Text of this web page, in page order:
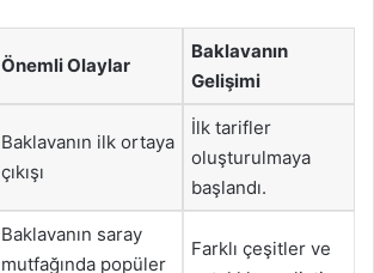
Önemli Olaylar
Baklavanın
Gelişimi
Baklavanın ilk ortaya
çıkışı
İlk tarifler
oluşturulmaya
başlandı.
Baklavanın saray
mutfağında popüler
Farklı çeşitler ve